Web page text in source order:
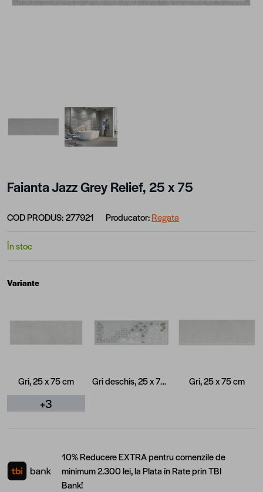
View larger imageView larger image
Faianta Jazz Grey Relief, 25 x 75
COD PRODUS:277921 Producator:Regata
În stoc
Variante
Gri, 25 x 75 cm Gri deschis, 25 x 75 cm Gri, 25 x 75 cm
+3
10% Reducere EXTRA pentru comenzile de
minimum 2.300 lei, la Plata în Rate prin TBI
Bank!